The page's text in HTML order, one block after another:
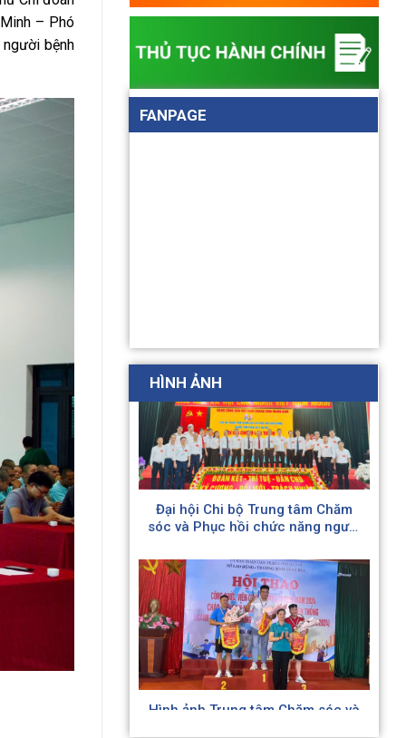
– Phó
bệnh
FANPAGE
HÌNH ẢNH
Đại hội Chi bộ Trung tâm Chăm
sóc và Phục hồi chức năng người
tâm thần số 2 Hà Nội lần thứ IV;
nhệm kỳ (2025 – 2030)
Hình ảnh Trung tâm Chăm sóc và
PHCN người tâm thần số 2 Hà
Nội tích cực tham gia Hội thao
của Ngành nhân kỷ niệm 79 năm
Ngày Truyền thống ngành Lao
(28/8/1945 – 28/8/2024)